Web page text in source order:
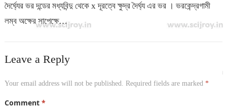
দৈর্ঘ্যের ভর দন্ডের মধ্যবিন্দু থেকে x দূরত্বে ক্ষুদ্র দৈর্ঘ্য এর ভর । ভরকেন্দ্রগামী
লম্ব অক্ষের সাপেক্ষে…
Leave a Reply
Your email address will not be published. Required fields are marked *
Comment *